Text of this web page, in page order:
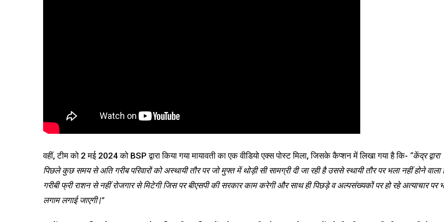
वहीं, टीम को 2 मई 2024 को BSP द्वारा किया गया मायावती का एक वीडियो एक्स पोस्ट मिला, जिसके कैप्शन में लिखा गया है कि- “केंद्र द्वारा
पिछले कुछ समय से अति गरीब परिवारों को अस्थायी तौर पर जो मुफ्त में थोड़ी सी सामग्री दी जा रही है उससे स्थायी तौर पर भला नहीं होने वाला
गरीबी फ्री राशन से नहीं रोजगार से मिटेगी जिस पर बीएसपी की सरकार काम करेगी और साथ ही पिछड़े व अल्पसंख्यकों पर हो रहे अत्याचार पर
लगाम लगाई जाएगी |”